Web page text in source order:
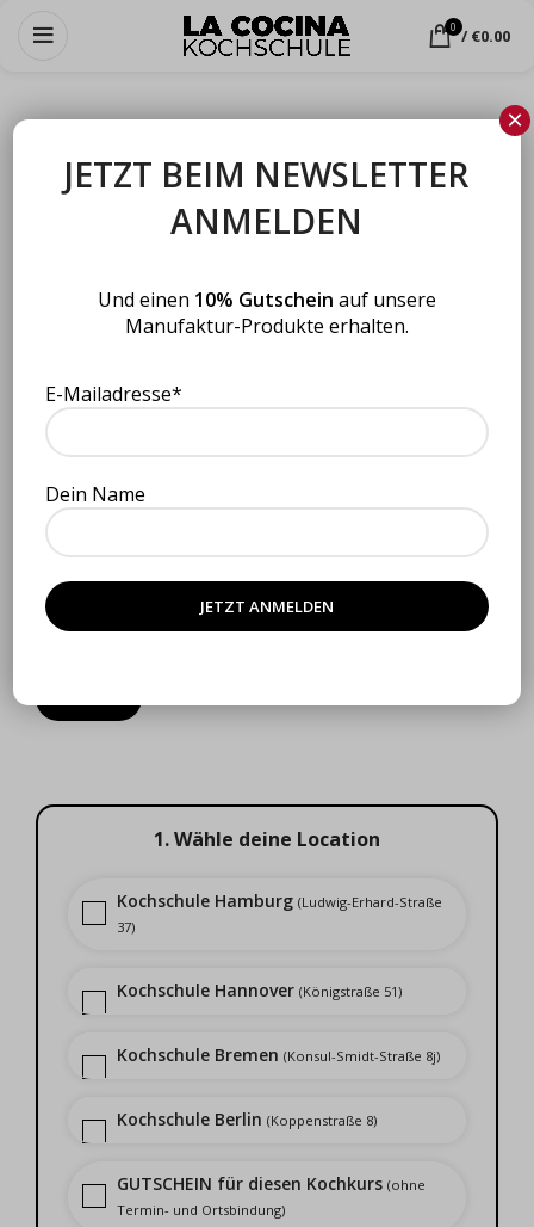
0 / €0.00
Click to enlarge
Thai Kitchen
1. Wähle deine Location
Kochschule Hamburg (Ludwig-Erhard-Straße
37)
Kochschule Hannover (Königstraße 51)
Kochschule Bremen (Konsul-Smidt-Straße 8j)
Kochschule Berlin (Koppenstraße 8)
GUTSCHEIN für diesen Kochkurs (ohne
Termin- und Ortsbindung)
JETZT BEIM NEWSLETTER
ANMELDEN
Und einen 10% Gutschein auf unsere
Manufaktur-Produkte erhalten.
E-Mailadresse*
Dein Name
×